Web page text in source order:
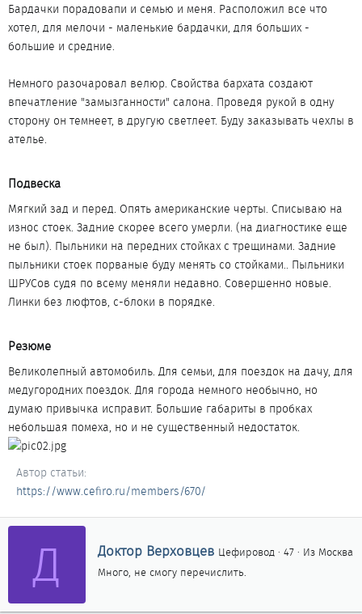
Бардачки порадовапи и семью и меня. Расположил все что
хотел, для мелочи - маленькие бардачки, для больших -
большие и средние.
Немного разочаровал велюр. Свойства бархата создают
впечатление "замызганности" салона. Проведя рукой в одну
сторону он темнеет, в другую светлеет. Буду заказывать чехлы в
ателье.
Подвеска​
Мягкий зад и перед. Опять американские черты. Списываю на
износ стоек. Задние скорее всего умерли. (на диагностике еще
не был). Пыльники на передних стойках с трещинами. Задние
пыльники стоек порваные буду менять со стойками.. Пыльники
ШРУСов судя по всему меняли недавно. Совершенно новые.
Линки без люфтов, с-блоки в порядке.
Резюме​
Великолепный автомобиль. Для семьи, для поездок на дачу, для
медугородних поездок. Для города немного необычно, но
думаю привычка исправит. Большие габариты в пробках
небольшая помеха, но и не существенный недостаток.
Автор статьи
https://www.cefiro.ru/members/670/
Д
А
в
т
Доктор Верховцев Цефировод · 47 · Из Москва
Много, не смогу перечислить.